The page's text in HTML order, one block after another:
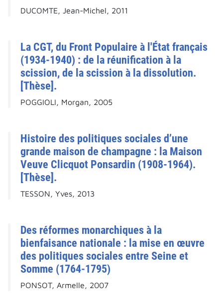
DUCOMTE, Jean-Michel, 2011
La CGT, du Front Populaire à l'État français
(1934-1940) : de la réunification à la
scission, de la scission à la dissolution.
[Thèse].
POGGIOLI, Morgan, 2005
Histoire des politiques sociales d’une
grande maison de champagne : la Maison
Veuve Clicquot Ponsardin (1908-1964).
[Thèse].
TESSON, Yves, 2013
Des réformes monarchiques à la
bienfaisance nationale : la mise en œuvre
des politiques sociales entre Seine et
Somme (1764-1795)
PONSOT, Armelle, 2007